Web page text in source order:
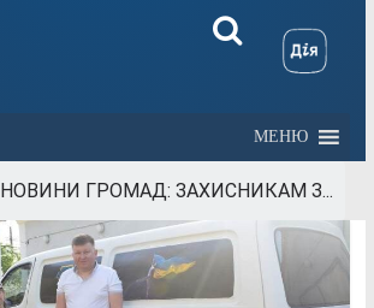
МЕНЮ
НОВИНИ ГРОМАД: ЗАХИСНИКАМ З...